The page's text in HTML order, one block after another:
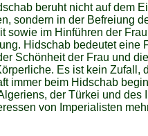
beruht nicht auf dem
sondern in der Befreiung
sowie im Hinführen der
Hidschab bedeutet eine
Schönheit der Frau und
Es ist kein Zufall,
immer beim Hidschab
der Türkei und des
von Imperialisten